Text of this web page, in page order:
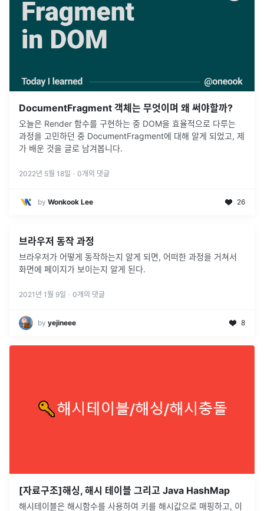
DocumentFragment 객체는 무엇이며 왜 써야할까?
오늘은 Render 함수를 구현하는 중 DOM을 효율적으로 다루는
과정을 고민하던 중 DocumentFragment에 대해 알게 되었고, 제
가 배운 것을 글로 남겨봅니다.
2022년 5월 18일 · 0개의 댓글
by Wonkook Lee 26
브라우저 동작 과정
브라우저가 어떻게 동작하는지 알게 되면, 어떠한 과정을 거쳐서
화면에 페이지가 보이는지 알게 된다.
2021년 1월 9일 · 0개의 댓글
by yejineee 8
[자료구조]해싱, 해시 테이블 그리고 Java HashMap
해시테이블은 해시함수를 사용하여 키를 해시값으로 매핑하고, 이